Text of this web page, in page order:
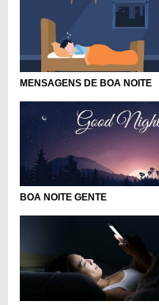
MENSAGENS DE BOA NOITE
BOA NOITE GENTE